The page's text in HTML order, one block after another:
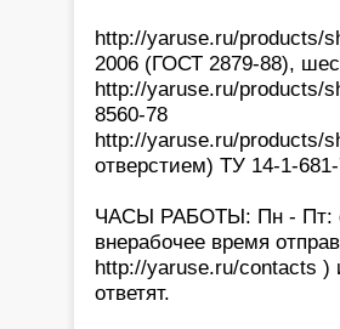
http://yaruse.ru/products/
2006 (ГОСТ 2879-88),
http://yaruse.ru/products/
8560-78
http://yaruse.ru/products/
отверстием) ТУ 14-1-
ЧАСЫ РАБОТЫ: Пн - Пт: с
внерабочее время
http://yaruse.ru/contacts )
ответят.